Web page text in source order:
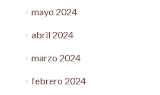
mayo 2024
abril 2024
marzo 2024
febrero 2024